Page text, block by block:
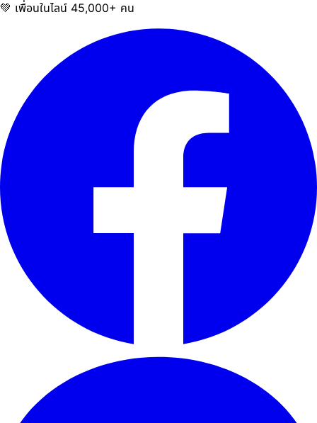
💚 เพื่อนในไลน์ 45,000+ คน